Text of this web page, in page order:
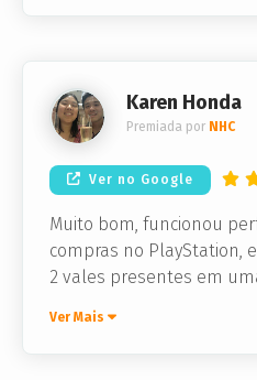
Karen Honda
Premiada por NHC
Ver no Google
Muito bom, funcionou
compras no PlayStation,
2 vales presentes em
Ver Mais